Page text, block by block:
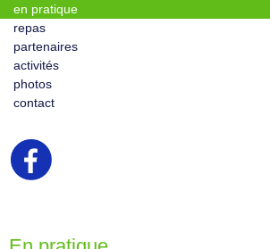
en pratique
repas
partenaires
activités
photos
contact